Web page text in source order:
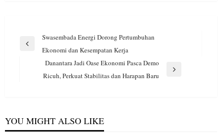
Navigasi
pos
Previous
Swasembada Energi Dorong Pertumbuhan
Ekonomi dan Kesempatan Kerja
Danantara Jadi Oase Ekonomi Pasca Demo
Ricuh, Perkuat Stabilitas dan Harapan Baru
YOU MIGHT ALSO LIKE